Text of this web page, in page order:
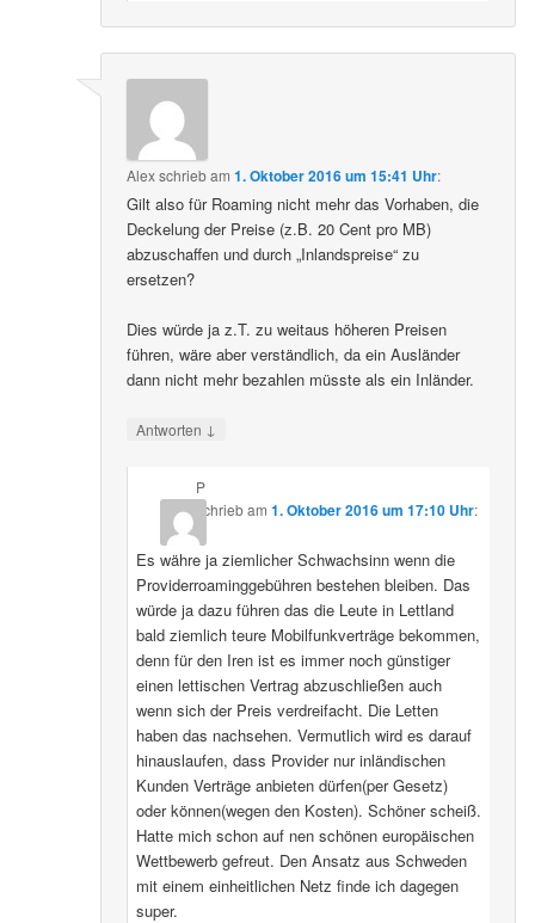
Alexschriebam1. Oktober 2016 um 15:41 Uhr:
Gilt also für Roaming nicht mehr das Vorhaben, die
Deckelung der Preise (z.B. 20 Cent pro MB)
abzuschaffen und durch „Inlandspreise“ zu
ersetzen?
Dies würde ja z.T. zu weitaus höheren Preisen
führen, wäre aber verständlich, da ein Ausländer
dann nicht mehr bezahlen müsste als ein Inländer.
Antworten ↓
P
schriebam 1. Oktober 2016 um 17:10 Uhr:
Es währe ja ziemlicher Schwachsinn wenn die
Providerroaminggebühren bestehen bleiben. Das
würde ja dazu führen das die Leute in Lettland
bald ziemlich teure Mobilfunkverträge bekommen,
denn für den Iren ist es immer noch günstiger
einen lettischen Vertrag abzuschließen auch
wenn sich der Preis verdreifacht. Die Letten
haben das nachsehen. Vermutlich wird es darauf
hinauslaufen, dass Provider nur inländischen
Kunden Verträge anbieten dürfen(per Gesetz)
oder können(wegen den Kosten). Schöner scheiß.
Hatte mich schon auf nen schönen europäischen
Wettbewerb gefreut. Den Ansatz aus Schweden
mit einem einheitlichen Netz finde ich dagegen
super.